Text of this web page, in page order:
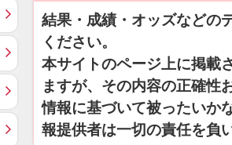
結果・成績・オッズなどの
ください。
本サイトのページ上に掲載
ますが、その内容の正確性
情報に基づいて被ったいか
報提供者は一切の責任を負